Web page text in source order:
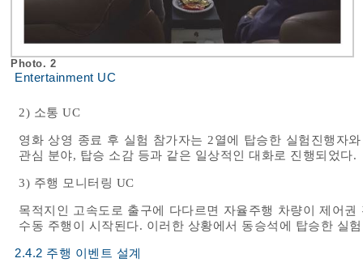
Photo. 2
Entertainment UC
2) 소통 UC
영화 상영 종료 후 실험 참가자는 2열에 탑승한 실험진행자
관심 분야, 탑승 소감 등과 같은 일상적인 대화로 진행되었다.
3) 주행 모니터링 UC
목적지인 고속도로 출구에 다다르면 자율주행 차량이 제어
수동 주행이 시작된다. 이러한 상황에서 동승석에 탑승한 실
2.4.2 주행 이벤트 설계